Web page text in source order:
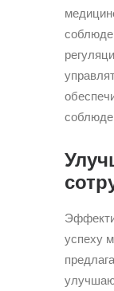
успеху